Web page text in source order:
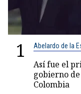
1 Abelardo de la
Así fue el
gobierno
Colombia